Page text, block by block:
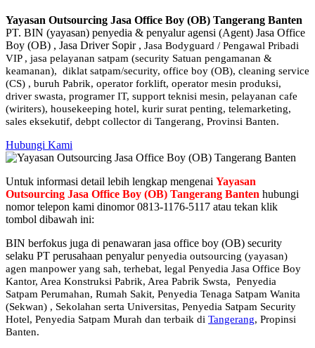
Yayasan Outsourcing Jasa Office Boy (OB) Tangerang Banten
PT. BIN (yayasan) penyedia & penyalur agensi (Agent) Jasa Office
Boy (OB) , Jasa Driver Sopir , Jasa Bodyguard / Pengawal Pribadi
VIP , jasa pelayanan satpam (security Satuan pengamanan &
keamanan), diklat satpam/security, office boy (OB), cleaning service
(CS) , buruh Pabrik, operator forklift, operator mesin produksi,
driver swasta, programer IT, support teknisi mesin, pelayanan cafe
(wiriters), housekeeping hotel, kurir surat penting, telemarketing,
sales eksekutif, debpt collector di Tangerang, Provinsi Banten.
Hubungi Kami
Untuk informasi detail lebih lengkap mengenai Yayasan
Outsourcing Jasa Office Boy (OB) Tangerang Banten hubungi
nomor telepon kami dinomor 0813-1176-5117 atau tekan klik
tombol dibawah ini:
BIN berfokus juga di penawaran jasa office boy (OB) security
selaku PT perusahaan penyalurpenyedia outsourcing (yayasan)
agen manpower yang sah, terhebat, legal Penyedia Jasa Office Boy
Kantor, Area Konstruksi Pabrik, Area Pabrik Swsta, Penyedia
Satpam Perumahan, Rumah Sakit, Penyedia Tenaga Satpam Wanita
(Sekwan) , Sekolahan serta Universitas, Penyedia Satpam Security
Hotel, Penyedia Satpam Murah dan terbaik di Tangerang, Propinsi
Banten.